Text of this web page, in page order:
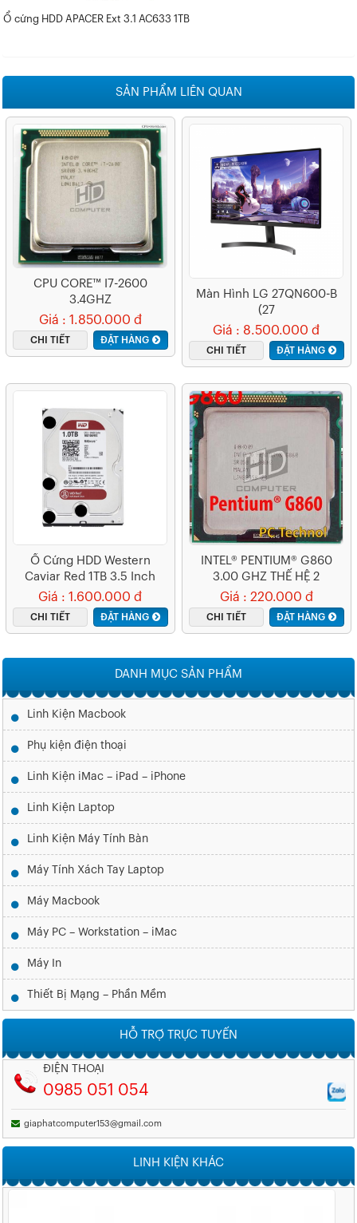
Ổ cứng HDD APACER Ext 3.1 AC633 1TB
SẢN PHẨM LIÊN QUAN
CPU CORE™ I7-2600
3.4GHZ
Giá : 1.850.000 đ
CHI TIẾT ĐẶT HÀNG
Màn Hình LG 27QN600-B
(27
Inch/2K/IPS/75Hz/5ms/350
Nits/HDMI+DP+Audio)
Giá : 8.500.000 đ
CHI TIẾT ĐẶT HÀNG
Ổ Cứng HDD Western
Caviar Red 1TB 3.5 Inch
5400RPM, SATA3 6Gb/s,
64MB Cache
Giá : 1.600.000 đ
CHI TIẾT ĐẶT HÀNG
INTEL® PENTIUM® G860
3.00 GHZ THẾ HỆ 2
Giá : 220.000 đ
CHI TIẾT ĐẶT HÀNG
DANH MỤC SẢN PHẨM
Linh Kiện Macbook
Phụ kiện điện thoại
Linh Kiện iMac – iPad – iPhone
Linh Kiện Laptop
Linh Kiện Máy Tính Bàn
Máy Tính Xách Tay Laptop
Máy Macbook
Máy PC – Workstation – iMac
Máy In
Thiết Bị Mạng – Phần Mềm
HỖ TRỢ TRỰC TUYẾN
ĐIỆN THOẠI
0985 051 054
giaphatcomputer153@gmail.com
LINH KIỆN KHÁC